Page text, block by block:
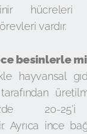
hücreleri
vardır.
besinlerle mi
hayvansal
20-25’i
Ayrıca ince